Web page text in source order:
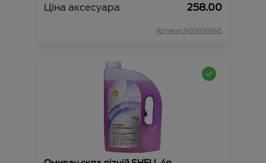
Ціна аксесуара 258.00
Артикул:N00000646